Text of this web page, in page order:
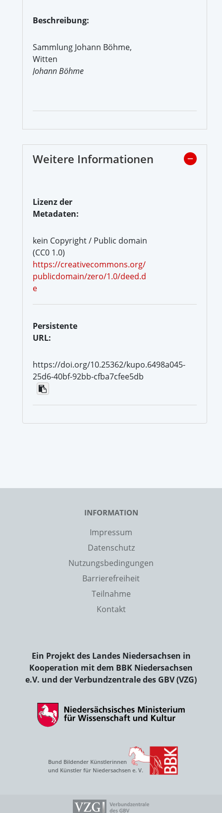
Beschreibung:
Sammlung Johann Böhme,
Witten
Johann Böhme
Weitere Informationen
Lizenz der
Metadaten:
kein Copyright / Public domain
(CC0 1.0)
https://creativecommons.org/
publicdomain/zero/1.0/deed.d
e
Persistente
URL:
https://doi.org/10.25362/kupo.6498a045-
25d6-40bf-92bb-cfba7cfee5db
INFORMATION
Impressum
Datenschutz
Nutzungsbedingungen
Barrierefreiheit
Teilnahme
Kontakt
Ein Projekt des Landes Niedersachsen in
Kooperation mit dem BBK Niedersachsen
e.V. und der Verbundzentrale des GBV (VZG)
Bund Bildender Künstlerinnen
und Künstler für Niedersachsen e. V.